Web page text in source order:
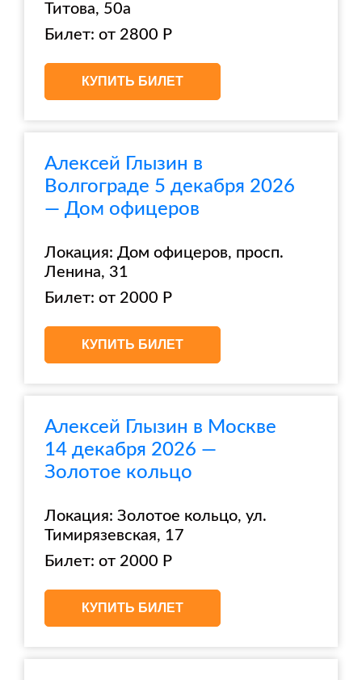
Титова, 50а
Билет: от 2800 Р
КУПИТЬ БИЛЕТ
Алексей Глызин в
Волгограде 5 декабря 2026
— Дом офицеров
Локация: Дом офицеров, просп.
Ленина, 31
Билет: от 2000 Р
КУПИТЬ БИЛЕТ
Алексей Глызин в Москве
14 декабря 2026 —
Золотое кольцо
Локация: Золотое кольцо, ул.
Тимирязевская, 17
Билет: от 2000 Р
КУПИТЬ БИЛЕТ